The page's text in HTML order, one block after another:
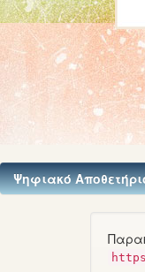
Ψηφιακό